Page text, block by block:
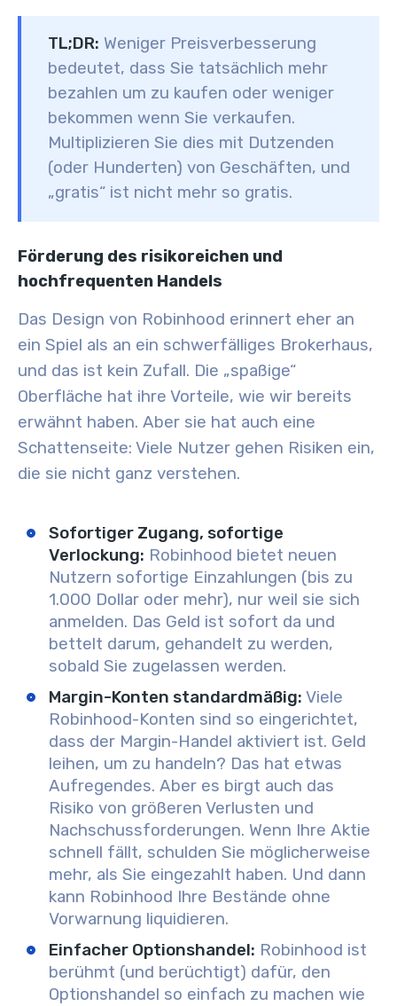
TL;DR: Weniger Preisverbesserung
bedeutet, dass Sie tatsächlich mehr
bezahlen um zu kaufen oder weniger
bekommen wenn Sie verkaufen.
Multiplizieren Sie dies mit Dutzenden
(oder Hunderten) von Geschäften, und
„gratis“ ist nicht mehr so gratis.
Förderung des risikoreichen und
hochfrequenten Handels
Das Design von Robinhood erinnert eher an
ein Spiel als an ein schwerfälliges Brokerhaus,
und das ist kein Zufall. Die „spaßige“
Oberfläche hat ihre Vorteile, wie wir bereits
erwähnt haben. Aber sie hat auch eine
Schattenseite: Viele Nutzer gehen Risiken ein,
die sie nicht ganz verstehen.
Sofortiger Zugang, sofortige
Verlockung: Robinhood bietet neuen
Nutzern sofortige Einzahlungen (bis zu
1.000 Dollar oder mehr), nur weil sie sich
anmelden. Das Geld ist sofort da und
bettelt darum, gehandelt zu werden,
sobald Sie zugelassen werden.
Margin-Konten standardmäßig: Viele
Robinhood-Konten sind so eingerichtet,
dass der Margin-Handel aktiviert ist. Geld
leihen, um zu handeln? Das hat etwas
Aufregendes. Aber es birgt auch das
Risiko von größeren Verlusten und
Nachschussforderungen. Wenn Ihre Aktie
schnell fällt, schulden Sie möglicherweise
mehr, als Sie eingezahlt haben. Und dann
kann Robinhood Ihre Bestände ohne
Vorwarnung liquidieren.
Einfacher Optionshandel: Robinhood ist
berühmt (und berüchtigt) dafür, den
Optionshandel so einfach zu machen wie